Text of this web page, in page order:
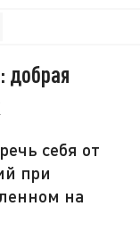
добрая
себя от
при
на